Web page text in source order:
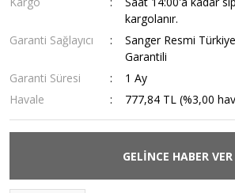
kargolanır.
Garanti Sağlayıcı
Sanger Resmi
Garantili
Garanti Süresi
1 Ay
Havale
777,84 TL (%3,00
GELİNCE HABER VER